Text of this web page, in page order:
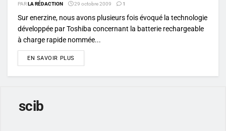
PARLA RÉDACTION 29 octobre 2009 1
Sur enerzine, nous avons plusieurs fois évoqué la technologie
développée par Toshiba concernant la batterie rechargeable
à charge rapide nommée...
EN SAVOIR PLUS
scib